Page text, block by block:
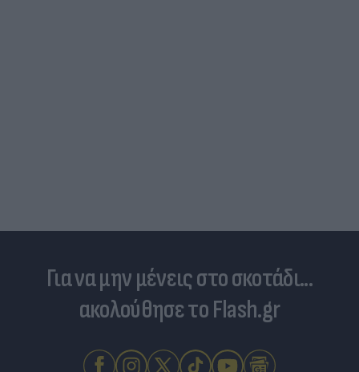
Για να μην μένεις στο σκοτάδι...
ακολούθησε το Flash.gr